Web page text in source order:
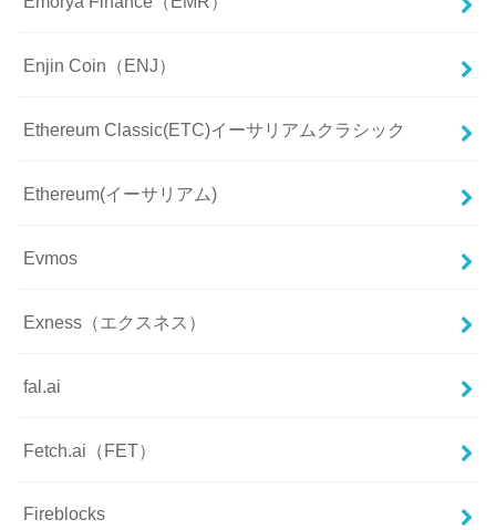
Enjin Coin（ENJ）
Ethereum Classic(ETC)イーサリアムクラシック
Ethereum(イーサリアム)
Evmos
Exness（エクスネス）
fal.ai
Fetch.ai（FET）
Fireblocks